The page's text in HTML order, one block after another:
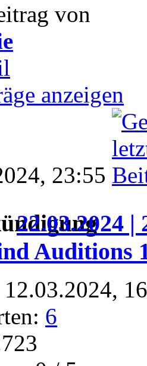
von
anzeigen
23:55
22.03.2024 |
Auditions
12.03.2024,
6